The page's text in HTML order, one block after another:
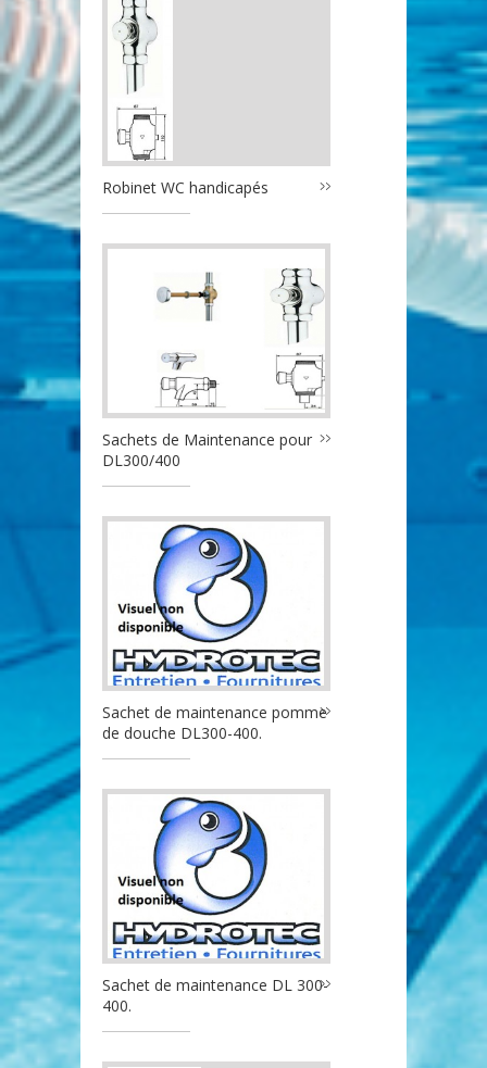
Robinet WC handicapés
Sachets de Maintenance pour
DL300/400
Sachet de maintenance pomme
de douche DL300-400.
Sachet de maintenance DL 300-
400.